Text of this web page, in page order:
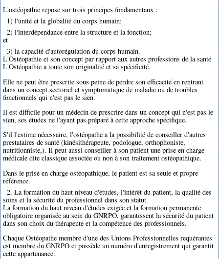
L'ostéopathie repose sur trois principes fondamentaux :
1) l'unité et la globalité du corps humain;
2) l'interdépendance entre la structure et la fonction;
et
3) la capacité d'autorégulation du corps humain.
L'Ostéopathie et son concept par rapport aux autres professions de la santé
L'Ostéopathie a toute son originalité et sa spécificité.
Elle ne peut être prescrite sous peine de perdre son efficacité en rentrant
dans un concept sectoriel et symptomatique de maladie ou de troubles
fonctionnels qui n'est pas le sien.
Il est difficile pour un médecin de prescrire dans un concept qui n'est pas le
sien, ses études ne l'ayant pas préparé à cette approche spécifique.
S'il l'estime nécessaire, l'ostéopathe a la possibilité de conseiller d'autres
prestataires de santé (kinésithérapeute, podologue, orthophoniste,
nutritionniste,). Il peut aussi conseiller à son patient une prise en charge
médicale dite classique associée ou non à son traitement ostéopathique.
Dans le prise en charge ostéopathique, le patient est sa seule et propre
référence.
2. La formation du haut niveau d'études, l'intérêt du patient, la qualité des
soins et la sécurité du professionnel dans son statut.
La formation du haut niveau d'études exigée et la formation permanente
obligatoire organisée au sein du GNRPO, garantissent la sécurité du patient
dans son choix du thérapeute et la compétence des professionnels.
Chaque Ostéopathe membre d'une des Unions Professionnelles requérantes
est membre du GNRPO et possède un numéro d'enregistrement qui garantit
cette appartenance.